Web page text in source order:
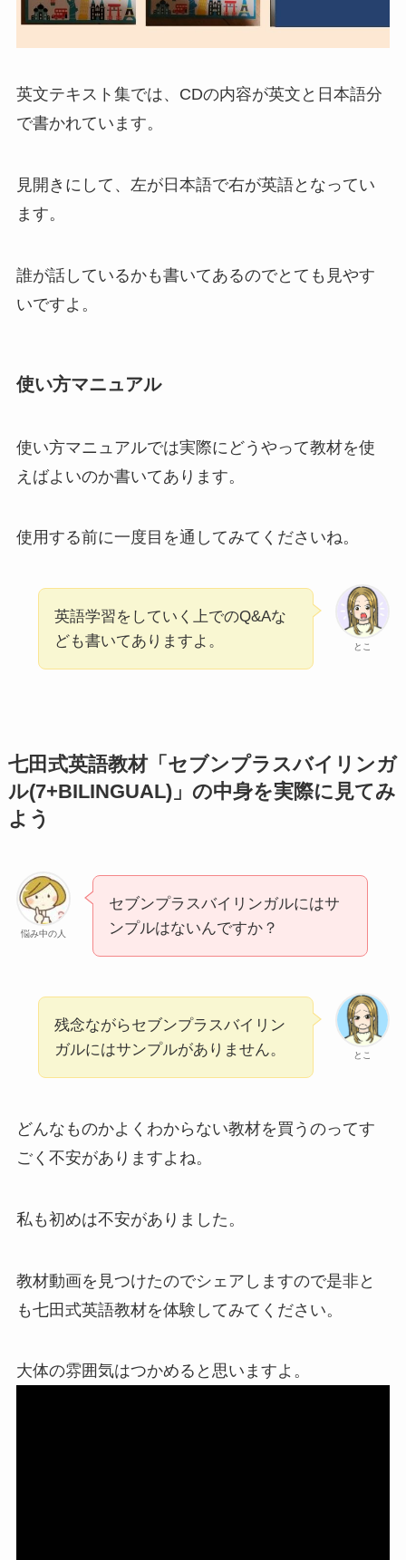
英文テキスト集では、CDの内容が英文と日本語分
で書かれています。
見開きにして、左が日本語で右が英語となってい
ます。
誰が話しているかも書いてあるのでとても見やす
いですよ。
使い方マニュアル
使い方マニュアルでは実際にどうやって教材を使
えばよいのか書いてあります。
使用する前に一度目を通してみてくださいね。
とこ
英語学習をしていく上でのQ&Aな
ども書いてありますよ。
七田式英語教材「セブンプラスバイリンガ
ル(7+BILINGUAL)」の中身を実際に見てみ
よう
悩み中の人
セブンプラスバイリンガルにはサ
ンプルはないんですか？
とこ
残念ながらセブンプラスバイリン
ガルにはサンプルがありません。
どんなものかよくわからない教材を買うのってす
ごく不安がありますよね。
私も初めは不安がありました。
教材動画を見つけたのでシェアしますので是非と
も七田式英語教材を体験してみてください。
大体の雰囲気はつかめると思いますよ。